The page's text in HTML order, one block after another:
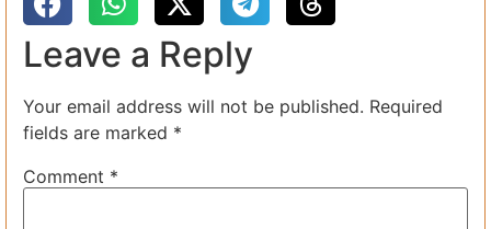
Leave a Reply
Your email address will not be published. Required
fields are marked *
Comment *